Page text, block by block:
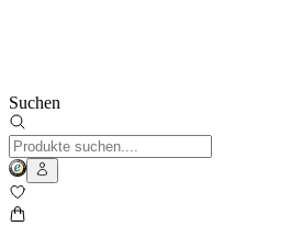
Suchen